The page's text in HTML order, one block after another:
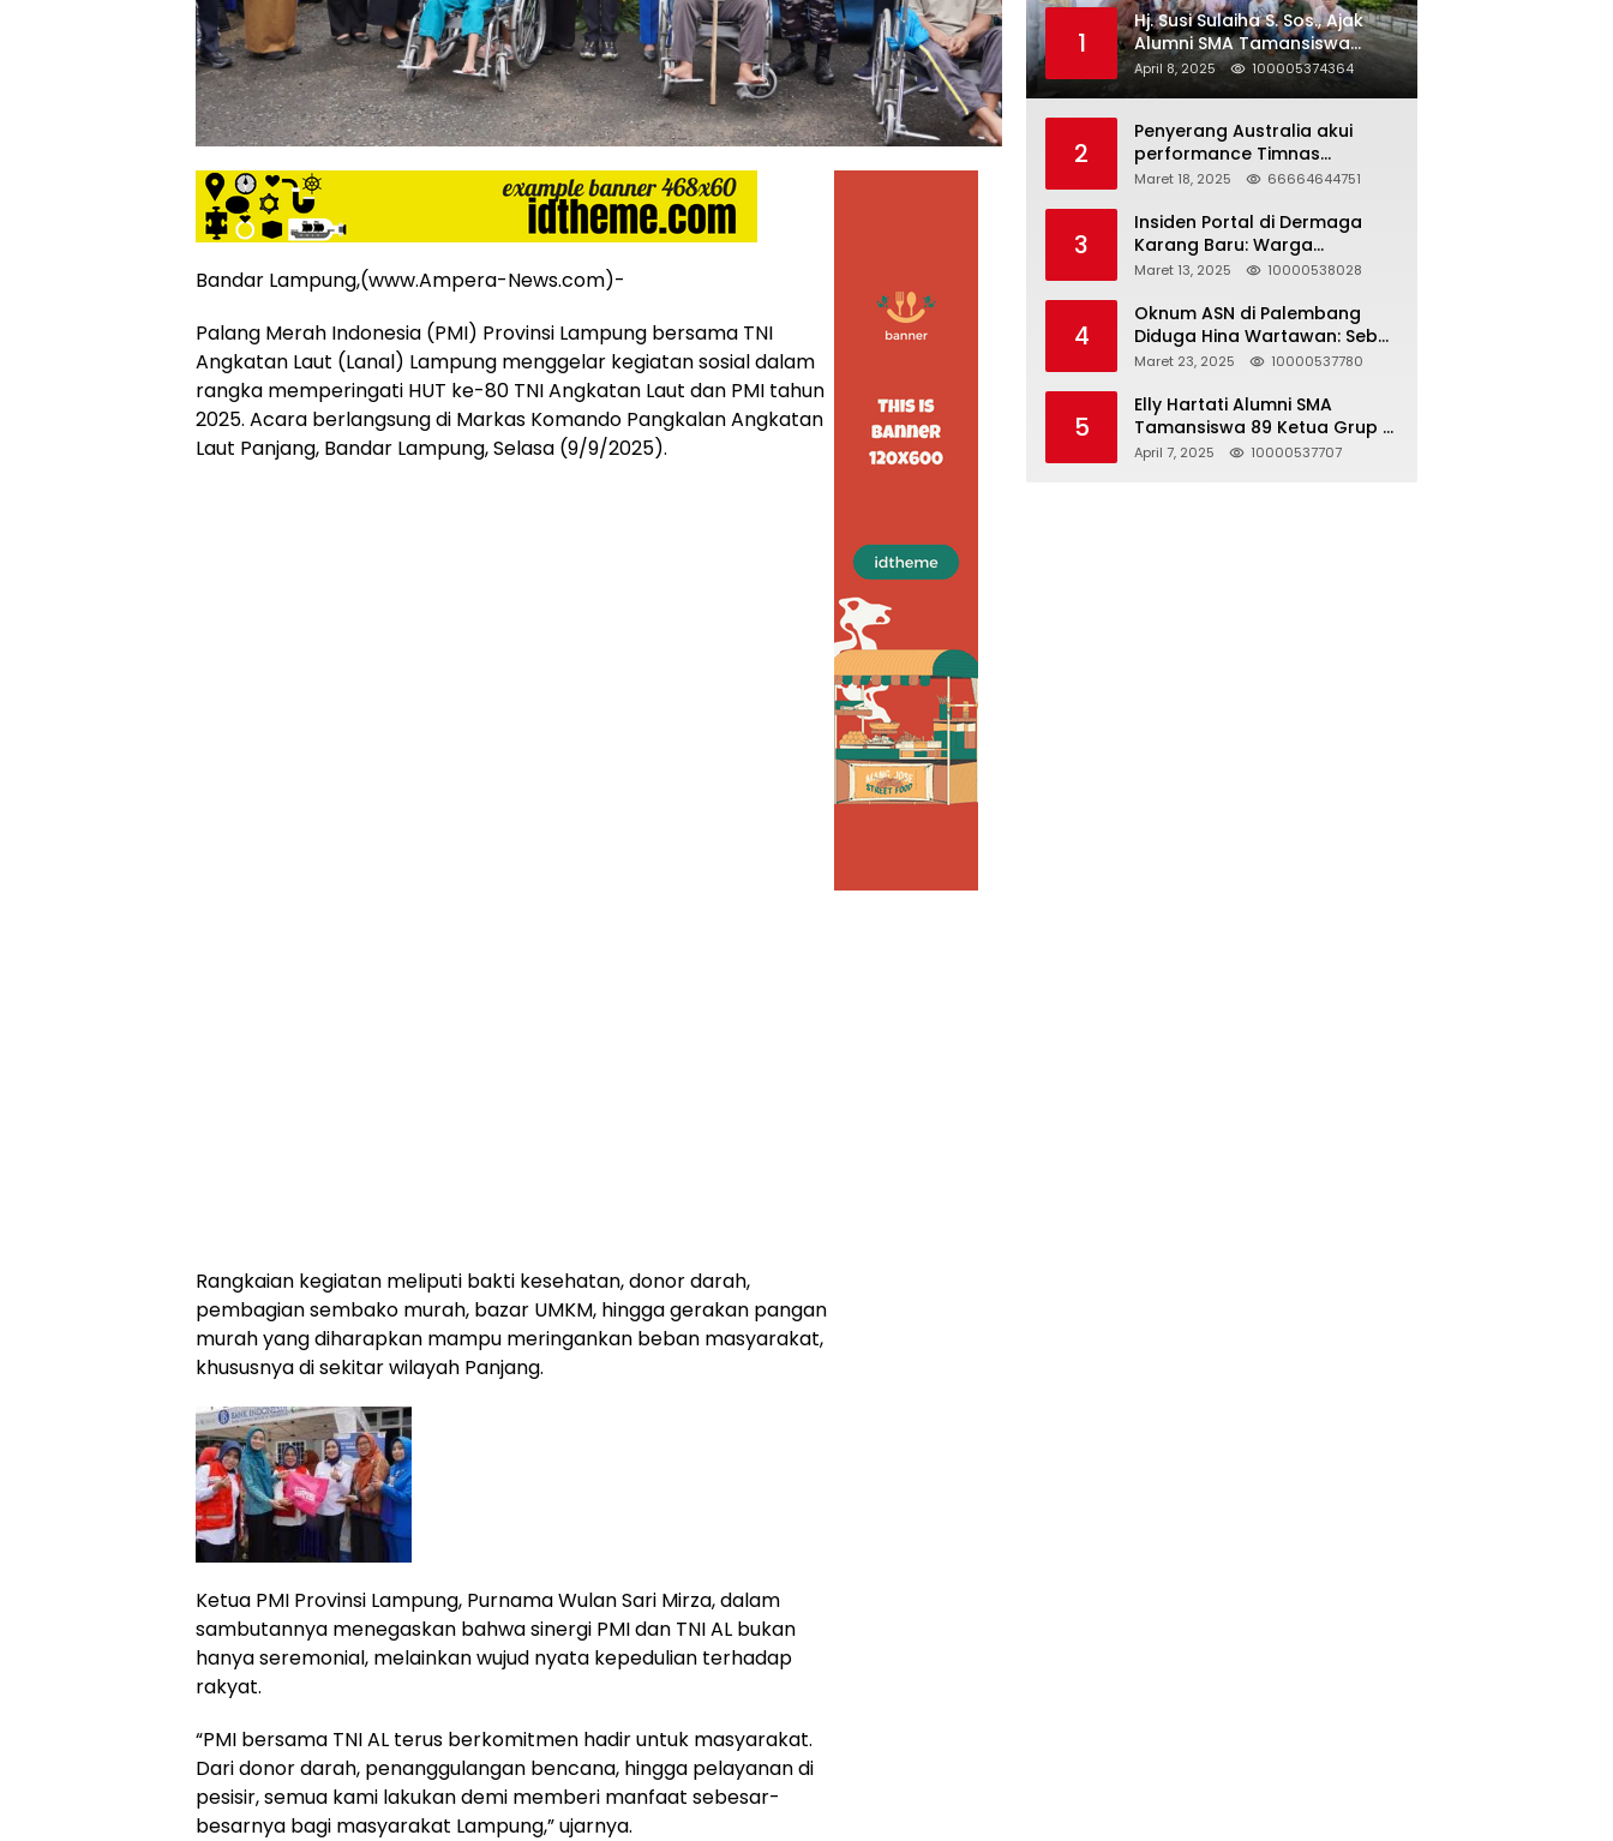
siber
lebih
eksklusif,
bergaya
trendi,
mengandung
unsur
edukasi,
gaya
hidup,
hiburan,
dari
SARA,
narkoba
dan
berita
asusila
Bandar Lampung,(www.Ampera-News.com)-
Palang Merah Indonesia (PMI) Provinsi Lampung bersama TNI
Angkatan Laut (Lanal) Lampung menggelar kegiatan sosial dalam
rangka memperingati HUT ke-80 TNI Angkatan Laut dan PMI tahun
2025. Acara berlangsung di Markas Komando Pangkalan Angkatan
Laut Panjang, Bandar Lampung, Selasa (9/9/2025).
Rangkaian kegiatan meliputi bakti kesehatan, donor darah,
pembagian sembako murah, bazar UMKM, hingga gerakan pangan
murah yang diharapkan mampu meringankan beban masyarakat,
khususnya di sekitar wilayah Panjang.
Ketua PMI Provinsi Lampung, Purnama Wulan Sari Mirza, dalam
sambutannya menegaskan bahwa sinergi PMI dan TNI AL bukan
hanya seremonial, melainkan wujud nyata kepedulian terhadap
rakyat.
“PMI bersama TNI AL terus berkomitmen hadir untuk masyarakat.
Dari donor darah, penanggulangan bencana, hingga pelayanan di
pesisir, semua kami lakukan demi memberi manfaat sebesar-
besarnya bagi masyarakat Lampung,” ujarnya.
1
Hj. Susi Sulaiha S. Sos., Ajak
Alumni SMA Tamansiswa
Palembang Angkatan 91 Halal
Bihalal
April 8, 2025 100005374364
2
Penyerang Australia akui
performance Timnas
Indonesia
Maret 18, 2025 66664644751
3
Insiden Portal di Dermaga
Karang Baru: Warga
Klarifikasi dan Kritik
Akurat
Maret 13, 2025 10000538028
4
Oknum ASN di Palembang
Diduga Hina Wartawan: Sebut
Profesi Jurnalis Hanya
Berujung Dugaan
Pelanggaran UU ITE!
Maret 23, 2025 10000537780
5
Elly Hartati Alumni SMA
Tamansiswa 89 Ketua Grup S
4 Laksanakan Giat
April 7, 2025 10000537707